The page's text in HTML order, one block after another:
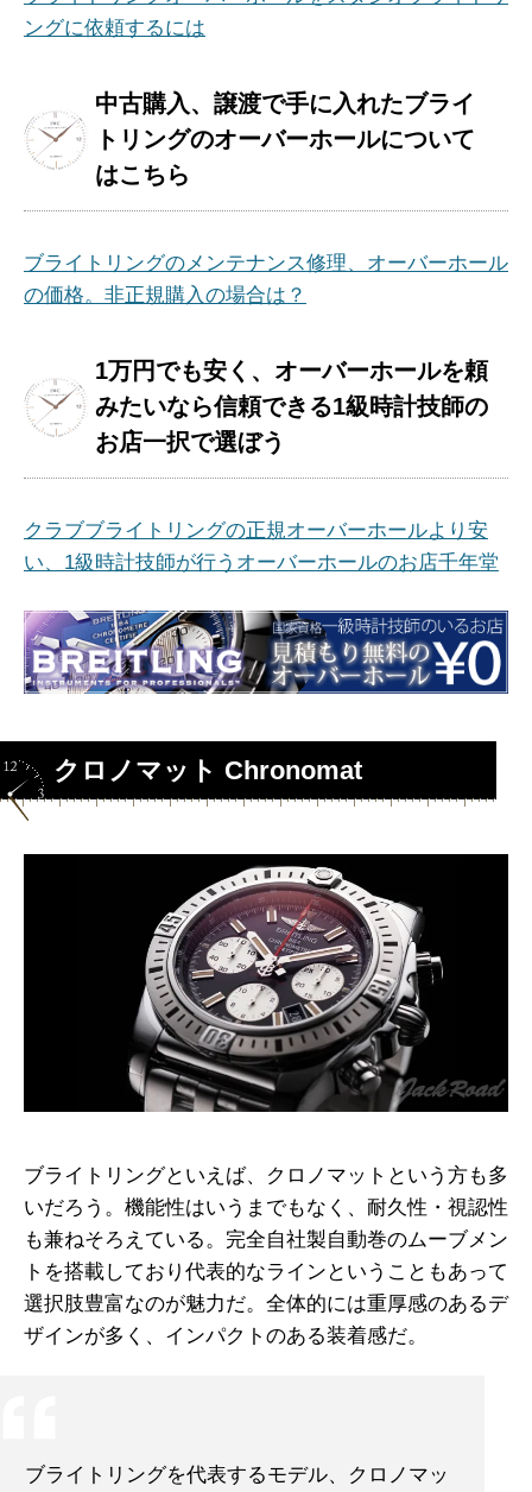
ングに依頼するには
中古購入、譲渡で手に入れたブライ
トリングのオーバーホールについて
はこちら
ブライトリングのメンテナンス修理、オーバーホール
の価格。非正規購入の場合は？
1万円でも安く、オーバーホールを頼
みたいなら信頼できる1級時計技師の
お店一択で選ぼう
クラブブライトリングの正規オーバーホールより安
い、1級時計技師が行うオーバーホールのお店千年堂
クロノマット Chronomat
ブライトリングといえば、クロノマットという方も多
いだろう。機能性はいうまでもなく、耐久性・視認性
も兼ねそろえている。完全自社製自動巻のムーブメン
トを搭載しており代表的なラインということもあって
選択肢豊富なのが魅力だ。全体的には重厚感のあるデ
ザインが多く、インパクトのある装着感だ。
ブライトリングを代表するモデル、クロノマッ